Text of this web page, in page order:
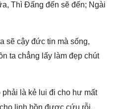
Thì Đấng đến sẽ đến; Ngài
sẽ cậy đức tin mà sống,
ta chẳng lấy làm đẹp chút
là kẻ lui đi cho hư mất
linh hồn được cứu rỗi.